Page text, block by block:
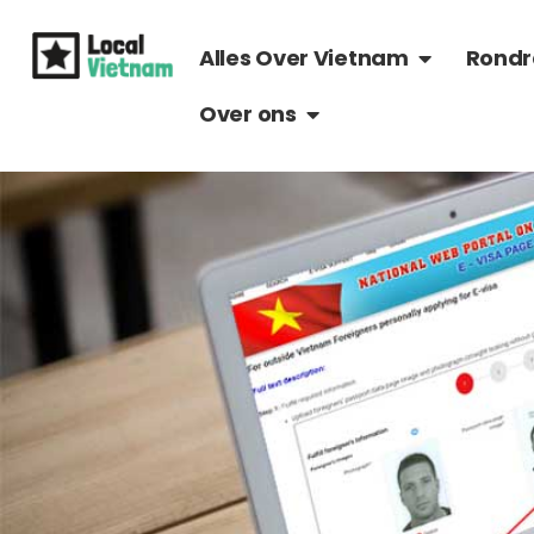
naar
Alles Over Vietnam OPEN ALLES
Over ons